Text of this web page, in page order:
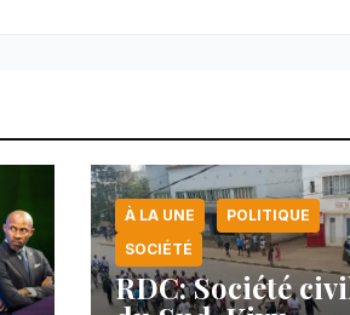
À LA UNE
POLITIQUE
SOCIÉTÉ
RDC: Société